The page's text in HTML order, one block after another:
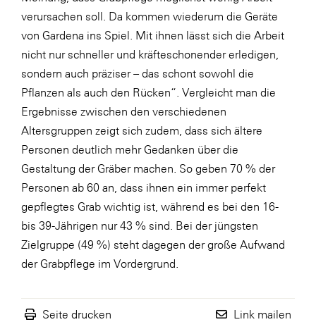
verursachen soll. Da kommen wiederum die Geräte
von Gardena ins Spiel. Mit ihnen lässt sich die Arbeit
nicht nur schneller und kräfteschonender erledigen,
sondern auch präziser – das schont sowohl die
Pflanzen als auch den Rücken“. Vergleicht man die
Ergebnisse zwischen den verschiedenen
Altersgruppen zeigt sich zudem, dass sich ältere
Personen deutlich mehr Gedanken über die
Gestaltung der Gräber machen. So geben 70 % der
Personen ab 60 an, dass ihnen ein immer perfekt
gepflegtes Grab wichtig ist, während es bei den 16-
bis 39-Jährigen nur 43 % sind. Bei der jüngsten
Zielgruppe (49 %) steht dagegen der große Aufwand
der Grabpflege im Vordergrund.
Seite drucken Link mailen